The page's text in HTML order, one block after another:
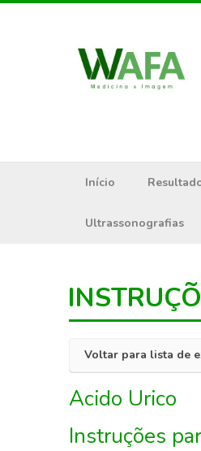
Início
Ultrassonografias
Voltar para lista de
Acido Urico
Instruções